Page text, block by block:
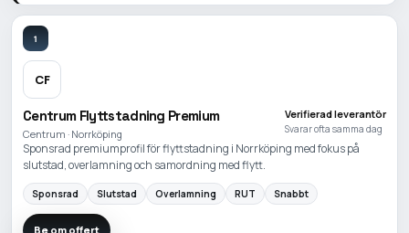
1
CF
Centrum Flyttstadning Premium
Centrum · Norrköping
Verifierad leverantör
Svarar ofta samma dag
Sponsrad premiumprofil för flyttstadning i Norrköping med fokus på
slutstad, overlamning och samordning med flytt.
Sponsrad Slutstad Overlamning RUT Snabbt
Be om offert